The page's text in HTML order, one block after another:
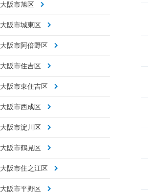
大阪市旭区
大阪市城東区
大阪市阿倍野区
大阪市住吉区
大阪市東住吉区
大阪市西成区
大阪市淀川区
大阪市鶴見区
大阪市住之江区
大阪市平野区